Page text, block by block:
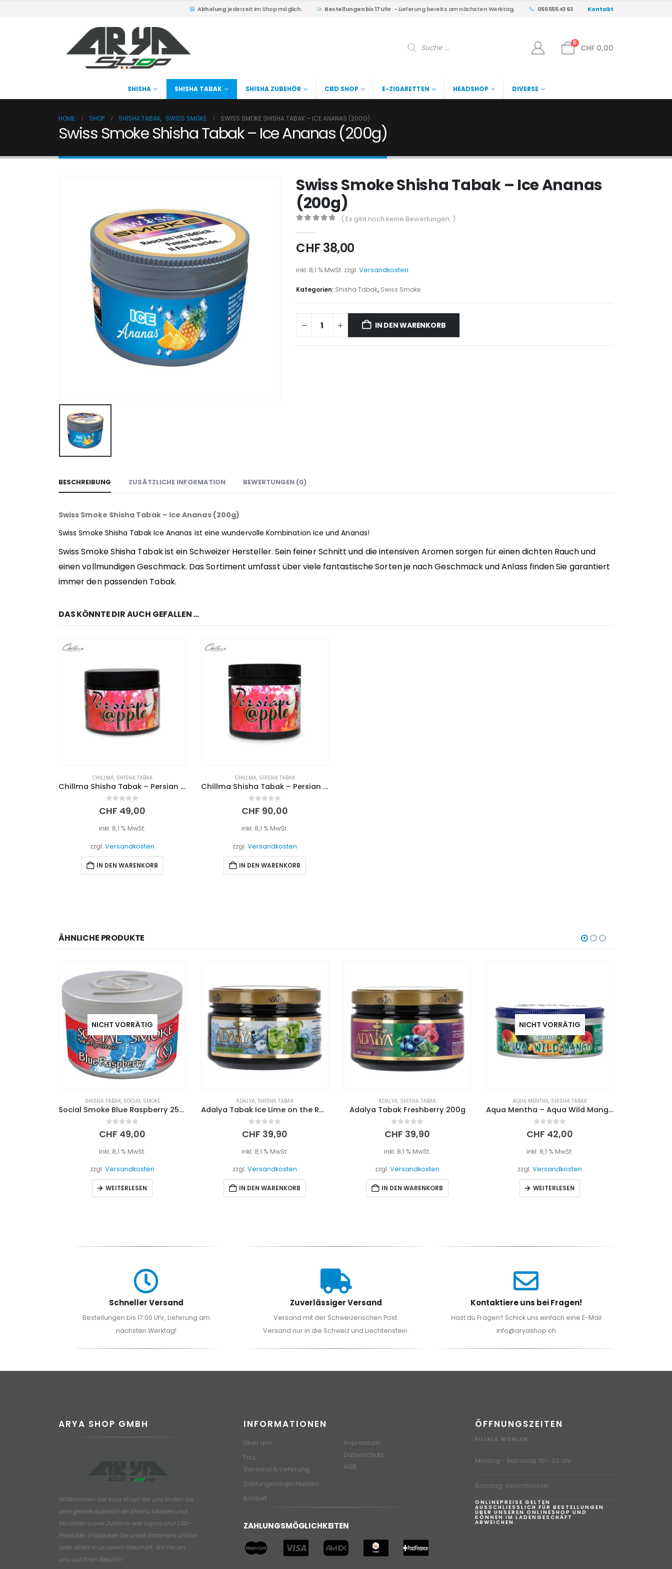
Abholung jederzeit im Shop möglich. Bestellungen bis 17 Uhr - Lieferung bereits am nächsten Werktag. 056 555 43 63 Kontakt
Products
search
0
CHF 0,00
SHISHA SHISHA TABAK SHISHA ZUBEHÖR CBD SHOP E-ZIGARETTEN HEADSHOP DIVERSE
HOME SHOP SHISHA TABAK, SWISS SMOKE SWISS SMOKE SHISHA TABAK – ICE ANANAS (200G)
Swiss Smoke Shisha Tabak – Ice Ananas (200g)
Swiss Smoke Shisha Tabak – Ice Ananas
(200g)
( Es gibt noch keine Bewertungen. )
CHF38,00
inkl. 8,1 % MwSt. zzgl. Versandkosten
Kategorien: Shisha Tabak, Swiss Smoke
IN DEN WARENKORB
BESCHREIBUNG ZUSÄTZLICHE INFORMATION BEWERTUNGEN (0)
Swiss Smoke Shisha Tabak – Ice Ananas (200g)
Swiss Smoke Shisha Tabak Ice Ananas ist eine wundervolle Kombination Ice und Ananas!
Swiss Smoke Shisha Tabak ist ein Schweizer Hersteller. Sein feiner Schnitt und die intensiven Aromen sorgen für einen dichten Rauch und
einen vollmundigen Geschmack. Das Sortiment umfasst über viele fantastische Sorten je nach Geschmack und Anlass finden Sie garantiert
immer den passenden Tabak.
DAS KÖNNTE DIR AUCH GEFALLEN …
CHILLMA, SHISHA TABAK
Chillma Shisha Tabak – Persian Apple (250g)
out of 5
CHF 49,00
inkl. 8,1 % MwSt.
zzgl. Versandkosten
IN DEN WARENKORB
CHILLMA, SHISHA TABAK
Chillma Shisha Tabak – Persian Apple (500g)
out of 5
CHF 90,00
inkl. 8,1 % MwSt.
zzgl. Versandkosten
IN DEN WARENKORB
ÄHNLICHE PRODUKTE
ADALYA,SHISHA TABAK
Adalya Tabak Ice Lime on the Rocks 200g
out of 5
CHF 39,90
inkl. 8,1 % MwSt.
zzgl. Versandkosten
IN DEN WARENKORB
ADALYA, SHISHA TABAK
Adalya Tabak Freshberry 200g
out of 5
CHF 39,90
inkl. 8,1 % MwSt.
zzgl. Versandkosten
IN DEN WARENKORB
NICHT VORRÄTIG
AQUA MENTHA,SHISHA TABAK
out of 5
CHF 42,00
inkl. 8,1 % MwSt.
zzgl. Versandkosten
WEITERLESEN
NICHT VORRÄTIG
AQUA MENTHA, SHISHA TABAK
Aqua Mentha – Aqua Crazy Peach 200g
out of 5
CHF 42,00
inkl. 8,1 % MwSt.
zzgl. Versandkosten
WEITERLESEN
Schneller Versand
Bestellungen bis 17:00 Uhr, Lieferung am
nächsten Werktag!
Zuverlässiger Versand
Versand mit der Schweizerischen Post.
Versand nur in die Schweiz und Liechtenstein.
Kontaktiere uns bei Fragen!
Hast du Fragen? Schick uns einfach eine E-Mail
info@aryashop.ch
ARYA SHOP GMBH
Willkommen bei Arya Shop! Bei uns finden Sie
eine grosse Auswahl an Shisha Marken und
Modellen sowie Zubehör wie Vapes und CBD-
Produkte. Entdecken Sie unser Sortiment online
oder direkt in unserem Geschäft. Wir freuen
uns auf Ihren Besuch!
INFORMATIONEN
Über uns
Faq
Versand & Lieferung
Zahlungsmöglichkeiten
Kontakt
Impressum
Datenschutz
AGB
ZAHLUNGSMÖGLICHKEITEN
ÖFFNUNGSZEITEN
FILIALE WOHLEN
Montag - Samstag: 10 - 20 Uhr
Sonntag: Geschlossen
ONLINEPREISE GELTEN
AUSSCHLIESSLICH FÜR BESTELLUNGEN
ÜBER UNSEREN ONLINESHOP UND
KÖNNEN IM LADENGESCHÄFT
ABWEICHEN.